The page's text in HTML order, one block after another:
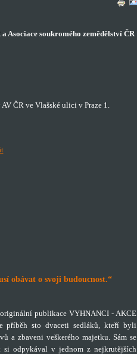
Asociace soukromého zemědělství ČR
ČR ve Vlašské ulici v Praze 1.
obávat o svoji budoucnost.“
publikace VYHNANCI - AKCE
příběh sto dvaceti sedláků, kteří byli
a zbaveni veškerého majetku. Sám se
si odpykával v jednom z nejkrutějších